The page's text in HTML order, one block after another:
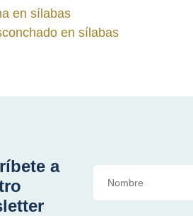
en sílabas
en sílabas
a